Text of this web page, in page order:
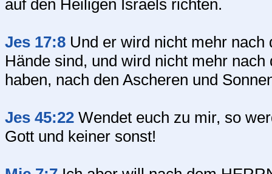
auf den Heiligen Israels richten.
Jes 17:8 Und er wird nicht mehr
Hände sind, und wird nicht mehr
haben, nach den Ascheren und
Jes 45:22 Wendet euch zu mir, so
Gott und keiner sonst!